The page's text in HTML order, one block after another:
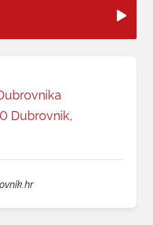
Dubrovnik,